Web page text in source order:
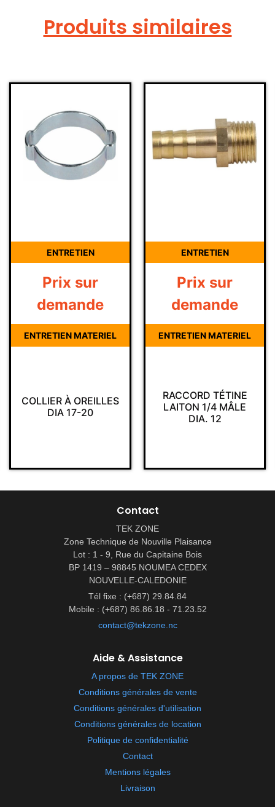
Produits similaires
ENTRETIEN
COLLIER À OREILLES
DIA 17-20
Prix sur
demande
ENTRETIEN MATERIEL
ENTRETIEN
RACCORD TÉTINE
LAITON 1/4 MÂLE
DIA. 12
Prix sur
demande
ENTRETIEN MATERIEL
Contact
TEK ZONE
Zone Technique de Nouville Plaisance
Lot : 1 - 9, Rue du Capitaine Bois
BP 1419 – 98845 NOUMEA CEDEX
NOUVELLE-CALEDONIE
Tél fixe : (+687) 29.84.84
Mobile : (+687) 86.86.18 - 71.23.52
contact@tekzone.nc
Aide & Assistance
A propos de TEK ZONE
Conditions générales de vente
Conditions générales d'utilisation
Conditions générales de location
Politique de confidentialité
Contact
Mentions légales
Livraison